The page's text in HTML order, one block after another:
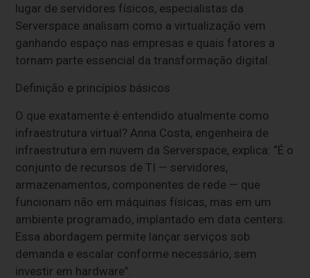
lugar de servidores físicos, especialistas da
Serverspace analisam como a virtualização vem
ganhando espaço nas empresas e quais fatores a
tornam parte essencial da transformação digital.
Definição e princípios básicos
O que exatamente é entendido atualmente como
infraestrutura virtual? Anna Costa, engenheira de
infraestrutura em nuvem da Serverspace, explica: “É o
conjunto de recursos de TI — servidores,
armazenamentos, componentes de rede — que
funcionam não em máquinas físicas, mas em um
ambiente programado, implantado em data centers.
Essa abordagem permite lançar serviços sob
demanda e escalar conforme necessário, sem
investir em hardware”.